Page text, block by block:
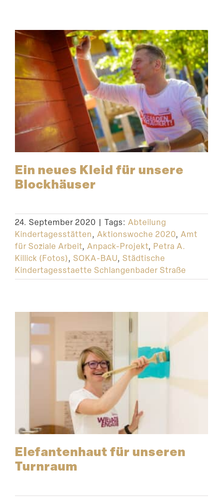
Ein neues Kleid für unsere
Blockhäuser
24. September 2020 | Tags: Abteilung
Kindertagesstätten, Aktionswoche 2020, Amt
für Soziale Arbeit, Anpack-Projekt, Petra A.
Killick (Fotos), SOKA-BAU, Städtische
Kindertagesstaette Schlangenbader Straße
Elefan­tenhaut für unseren
Turnraum